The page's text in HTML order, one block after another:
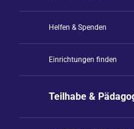
Helfen & Spenden
Einrichtungen finden
Teilhabe &